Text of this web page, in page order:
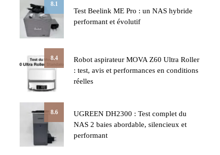
8.1
Test Beelink ME Pro : un NAS hybride
performant et évolutif
8.4
Robot aspirateur MOVA Z60 Ultra Roller
: test, avis et performances en conditions
réelles
8.6
UGREEN DH2300 : Test complet du
NAS 2 baies abordable, silencieux et
performant